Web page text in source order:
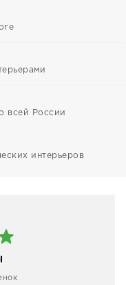
всей России
интерьеров